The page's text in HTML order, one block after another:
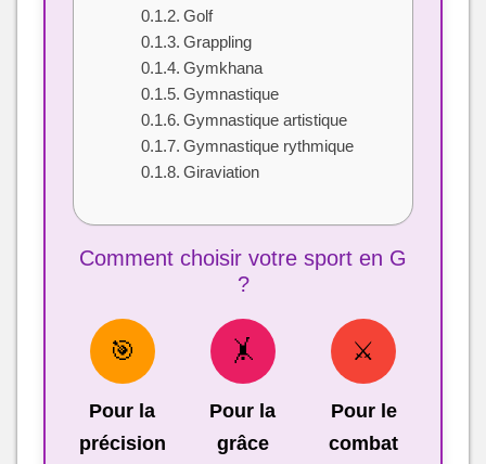
Golf
Grappling
Gymkhana
Gymnastique
Gymnastique artistique
Gymnastique rythmique
Giraviation
Comment choisir votre sport en G
?
🎯
Pour la
précision
🤸
Pour la
grâce
⚔️
Pour le
combat